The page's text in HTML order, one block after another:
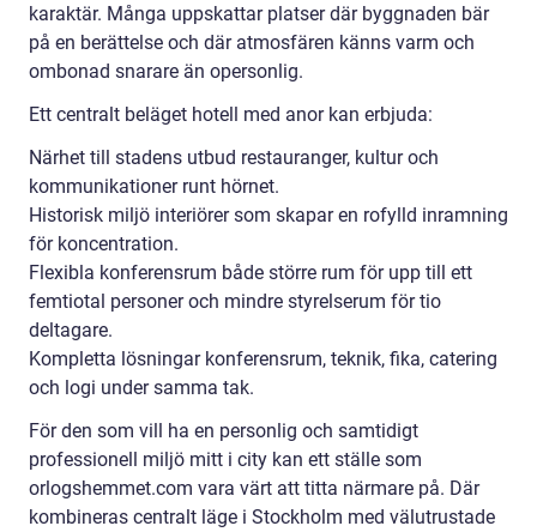
karaktär. Många uppskattar platser där byggnaden bär
på en berättelse och där atmosfären känns varm och
ombonad snarare än opersonlig.
Ett centralt beläget hotell med anor kan erbjuda:
Närhet till stadens utbud restauranger, kultur och
kommunikationer runt hörnet.
Historisk miljö interiörer som skapar en rofylld inramning
för koncentration.
Flexibla konferensrum både större rum för upp till ett
femtiotal personer och mindre styrelserum för tio
deltagare.
Kompletta lösningar konferensrum, teknik, fika, catering
och logi under samma tak.
För den som vill ha en personlig och samtidigt
professionell miljö mitt i city kan ett ställe som
orlogshemmet.com vara värt att titta närmare på. Där
kombineras centralt läge i Stockholm med välutrustade